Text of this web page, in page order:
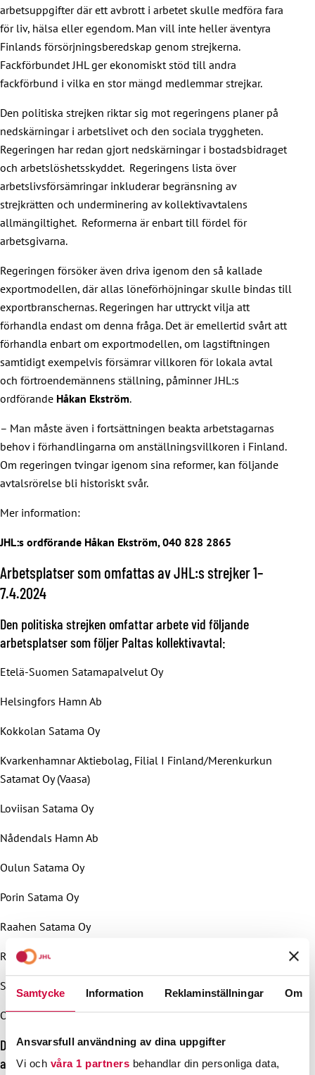
Samtycke Information Reklaminställningar Om
Ansvarsfull användning av dina uppgifter
Vi och våra 1 partners behandlar din personliga data,
arbetsuppgifter där ett avbrott i arbetet skulle medföra fara
för liv, hälsa eller egendom. Man vill inte heller äventyra
Finlands försörjningsberedskap genom strejkerna.
Fackförbundet JHL ger ekonomiskt stöd till andra
fackförbund i vilka en stor mängd medlemmar strejkar.
Den politiska strejken riktar sig mot regeringens planer på
nedskärningar i arbetslivet och den sociala tryggheten.
Regeringen har redan gjort nedskärningar i bostadsbidraget
och arbetslöshetsskyddet. Regeringens lista över
arbetslivsförsämringar inkluderar begränsning av
strejkrätten och underminering av kollektivavtalens
allmängiltighet. Reformerna är enbart till fördel för
arbetsgivarna.
Regeringen försöker även driva igenom den så kallade
exportmodellen, där allas löneförhöjningar skulle bindas till
exportbranschernas. Regeringen har uttryckt vilja att
förhandla endast om denna fråga. Det är emellertid svårt att
förhandla enbart om exportmodellen, om lagstiftningen
samtidigt exempelvis försämrar villkoren för lokala avtal
och förtroendemännens ställning, påminner JHL:s
ordförande Håkan Ekström.
– Man måste även i fortsättningen beakta arbetstagarnas
behov i förhandlingarna om anställningsvillkoren i Finland.
Om regeringen tvingar igenom sina reformer, kan följande
avtalsrörelse bli historiskt svår.
Mer information:
JHL:s ordförande Håkan Ekström, 040 828 2865
Arbetsplatser som omfattas av JHL:s strejker 1–
7.4.2024
Den politiska strejken omfattar arbete vid följande
arbetsplatser som följer Paltas kollektivavtal:
Etelä-Suomen Satamapalvelut Oy
Helsingfors Hamn Ab
Kokkolan Satama Oy
Kvarkenhamnar Aktiebolag, Filial I Finland/Merenkurkun
Satamat Oy (Vaasa)
Loviisan Satama Oy
Nådendals Hamn Ab
Oulun Satama Oy
Porin Satama Oy
Raahen Satama Oy
Rauman Satama Oy
Silverstone Bay Logistics Oy
Olmar Pori Oy
Den politiska strejken omfattar arbete vid följande
arbetsplatser som följer Avainta-arbetsgivarna rf:s